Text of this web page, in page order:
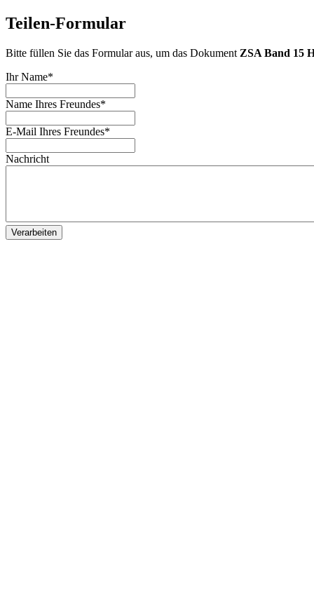
Teilen-Formular
Bitte füllen Sie das Formular aus, um das Dokument ZSA Band 15
Ihr Name*
Name Ihres Freundes*
E-Mail Ihres Freundes*
Nachricht